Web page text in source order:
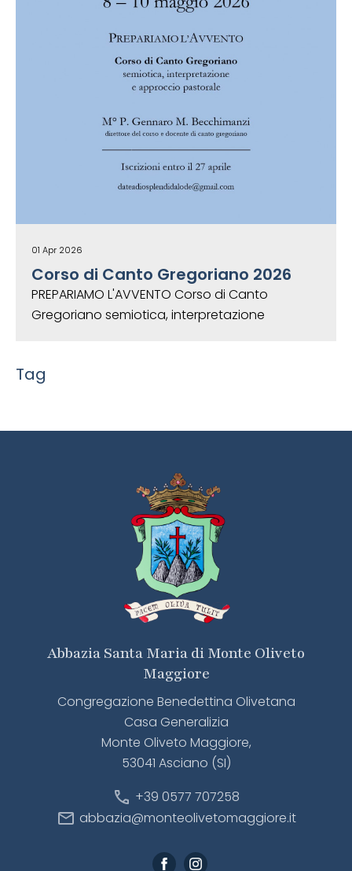
01 Apr 2026
Corso di Canto Gregoriano 2026
PREPARIAMO L'AVVENTO Corso di Canto
Gregoriano semiotica, interpretazione
Tag
Abbazia Santa Maria di Monte Oliveto
Maggiore
Congregazione Benedettina Olivetana
Casa Generalizia
Monte Oliveto Maggiore,
53041 Asciano (SI)
call +39 0577 707258
mail abbazia@monteolivetomaggiore.it